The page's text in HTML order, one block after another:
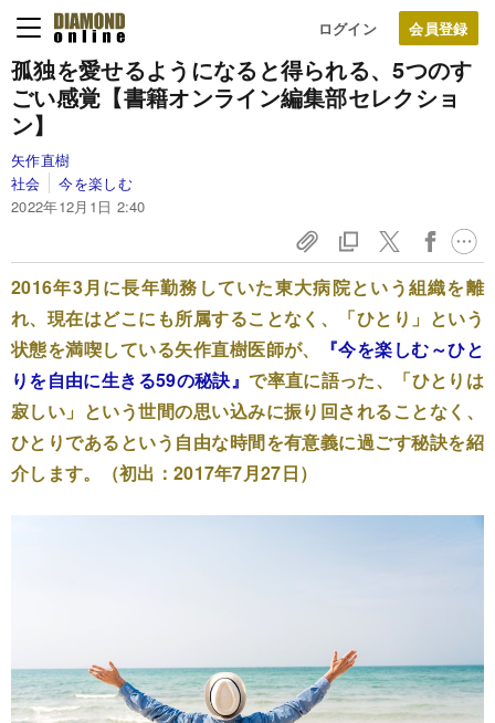
ログイン
孤独を愛せるようになると得られる、5つのす
ごい感覚【書籍オンライン編集部セレクショ
ン】
矢作直樹
社会
今を楽しむ
2022年12月1日 2:40
2016年3月に長年勤務していた東大病院という組織を離
れ、現在はどこにも所属することなく、「ひとり」という
状態を満喫している矢作直樹医師が、
『今を楽しむ～ひと
りを自由に生きる59の秘訣』で率直に語った、「ひとりは
寂しい」という世間の思い込みに振り回されることなく、
ひとりであるという自由な時間を有意義に過ごす秘訣を紹
介します。（初出：2017年7月27日）